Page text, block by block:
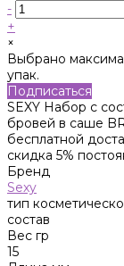
-
+
×
Выбрано
упак.
Подписаться
SEXY Набор с
бровей в саше
бесплатной
скидка 5%
Бренд
Sexy
тип
состав
Вес гр
15